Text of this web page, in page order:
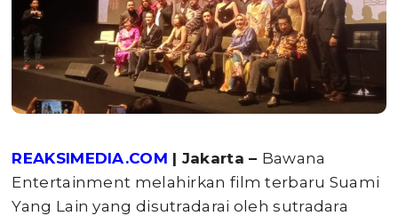
REAKSIMEDIA.COM | Jakarta – Bawana
Entertainment melahirkan film terbaru Suami
Yang Lain yang disutradarai oleh sutradara